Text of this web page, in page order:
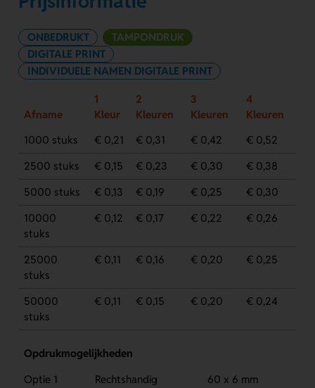
ONBEDRUKT
TAMPONDRUK
DIGITALE PRINT
INDIVIDUELE NAMEN DIGITALE PRINT
Afname
1
Kleur
2
Kleuren
3
Kleuren
4
Kleuren
1000 stuks
€ 0,21 € 0,31 € 0,42
€ 0,52
2500 stuks
€ 0,15 € 0,23 € 0,30
€ 0,38
5000 stuks
€ 0,13 € 0,19 € 0,25
€ 0,30
10000
stuks
€ 0,12 € 0,17 € 0,22 € 0,26
25000
stuks
€ 0,11 € 0,16 € 0,20 € 0,25
50000
stuks
€ 0,11 € 0,15 € 0,20 € 0,24
Opdrukmogelijkheden
Optie 1
Rechtshandig
60 x 6 mm